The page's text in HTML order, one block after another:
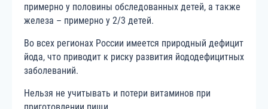
примерно у половины обследованных детей, а также
железа – примерно у 2/3 детей.
Во всех регионах России имеется природный дефицит
йода, что приводит к риску развития йододефицитных
заболеваний.
Нельзя не учитывать и потери витаминов при